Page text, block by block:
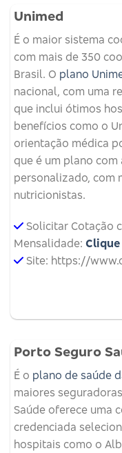
Unimed
É o maior sistema
com mais de 350
Brasil. O plano
nacional, com uma
que inclui ótimos
benefícios como o
orientação médica
que é um plano
personalizado, com
nutricionistas.
Solicitar Cotação
Mensalidade:
Site: https://
Porto Seguro
É o plano de saúde
maiores
Saúde oferece uma
credenciada
hospitais como o